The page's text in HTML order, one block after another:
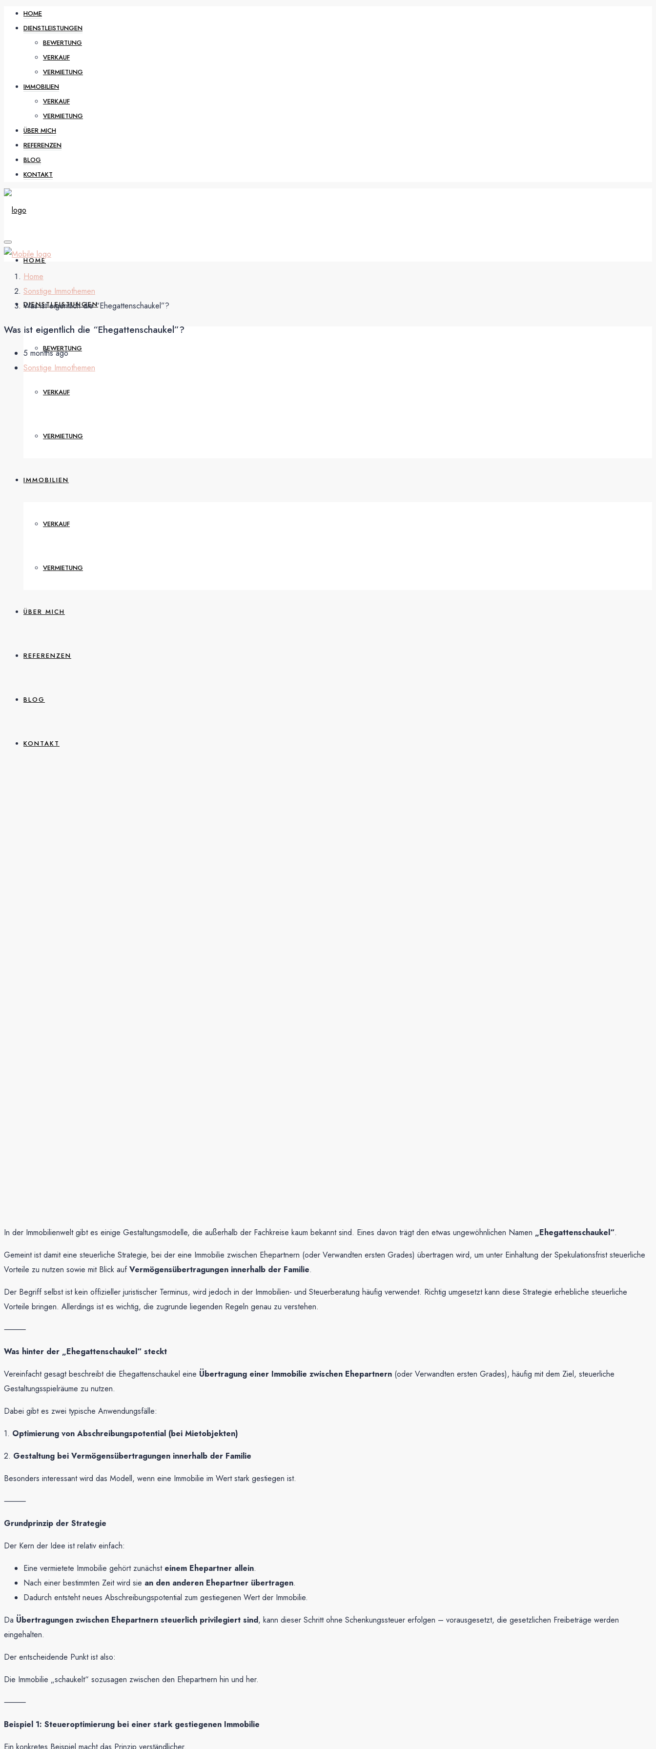
HOME
DIENSTLEISTUNGEN
BEWERTUNG
VERKAUF
VERMIETUNG
IMMOBILIEN
VERKAUF
VERMIETUNG
ÜBER MICH
REFERENZEN
BLOG
KONTAKT
HOME
DIENSTLEISTUNGEN
BEWERTUNG
VERKAUF
VERMIETUNG
IMMOBILIEN
VERKAUF
VERMIETUNG
ÜBER MICH
REFERENZEN
BLOG
KONTAKT
Home
Sonstige Immothemen
Was ist eigentlich die “Ehegattenschaukel”?
Was ist eigentlich die “Ehegattenschaukel”?
5 months ago
Sonstige Immothemen
In der Immobilienwelt gibt es einige Gestaltungsmodelle, die außerhalb der Fachkreise kaum bekannt sind. Eines davon trägt den etwas ungewöhnlichen Namen „Ehegattenschaukel“.
Gemeint ist damit eine steuerliche Strategie, bei der eine Immobilie zwischen Ehepartnern (oder Verwandten ersten Grades) übertragen wird, um unter Einhaltung der Spekulationsfrist steuerliche
Vorteile zu nutzen sowie mit Blick aufVermögensübertragungen innerhalb der Familie.
Der Begriff selbst ist kein offizieller juristischer Terminus, wird jedoch in der Immobilien- und Steuerberatung häufig verwendet. Richtig umgesetzt kann diese Strategie erhebliche steuerliche
Vorteile bringen. Allerdings ist es wichtig, die zugrunde liegenden Regeln genau zu verstehen.
⸻
Was hinter der „Ehegattenschaukel“ steckt
Vereinfacht gesagt beschreibt die Ehegattenschaukel eine Übertragung einer Immobilie zwischen Ehepartnern (oder Verwandten ersten Grades), häufig mit dem Ziel, steuerliche
Gestaltungsspielräume zu nutzen.
Dabei gibt es zwei typische Anwendungsfälle:
1. Optimierung von Abschreibungspotential (bei Mietobjekten)
2. Gestaltung bei Vermögensübertragungen innerhalb der Familie
Besonders interessant wird das Modell, wenn eine Immobilie im Wert stark gestiegen ist.
⸻
Grundprinzip der Strategie
Der Kern der Idee ist relativ einfach:
Eine vermietete Immobilie gehört zunächst einem Ehepartner allein.
Nach einer bestimmten Zeit wird sie an den anderen Ehepartner übertragen.
Dadurch entsteht neues Abschreibungspotential zum gestiegenen Wert der Immobilie.
Da Übertragungen zwischen Ehepartnern steuerlich privilegiert sind, kann dieser Schritt ohne Schenkungssteuer erfolgen – vorausgesetzt, die gesetzlichen Freibeträge werden
eingehalten.
Der entscheidende Punkt ist also:
Die Immobilie „schaukelt“ sozusagen zwischen den Ehepartnern hin und her.
⸻
Beispiel 1: Steueroptimierung bei einer stark gestiegenen Immobilie